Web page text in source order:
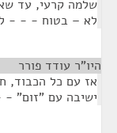
שלמה קרעי, עד
לא – בטוח - - -
היו"ר עודד פורר
אז עם כל הכבוד,
ישיבה עם "זום" -